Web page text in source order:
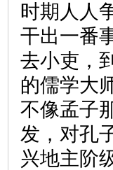
时期人人
干出一番
去小吏，
的儒学大
不像孟子
发，对孔
兴地主阶